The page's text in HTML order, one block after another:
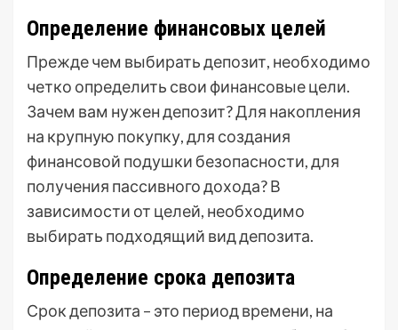
Определение финансовых целей
Прежде чем выбирать депозит, необходимо
четко определить свои финансовые цели.
Зачем вам нужен депозит? Для накопления
на крупную покупку, для создания
финансовой подушки безопасности, для
получения пассивного дохода? В
зависимости от целей, необходимо
выбирать подходящий вид депозита.
Определение срока депозита
Срок депозита – это период времени, на